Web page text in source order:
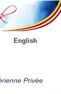
English
Privée